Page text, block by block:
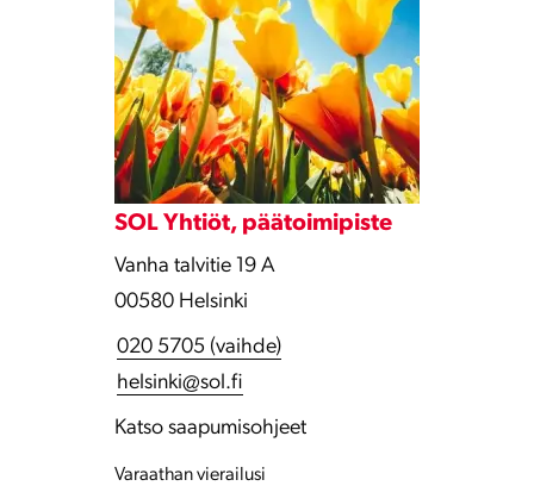
SOL Yhtiöt, päätoimipiste
Vanha talvitie 19 A
00580 Helsinki
020 5705 (vaihde)
helsinki@sol.fi
Katso saapumisohjeet
Varaathan vierailusi